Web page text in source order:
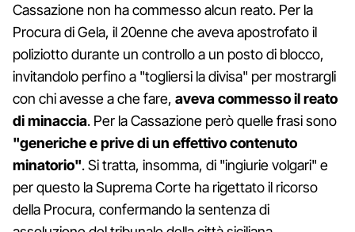
Cassazione non ha commesso alcun reato. Per la
Procura di Gela, il 20enne che aveva apostrofato il
poliziotto durante un controllo a un posto di blocco,
invitandolo perfino a "togliersi la divisa" per mostrargli
con chi avesse a che fare, aveva commesso il reato
di minaccia. Per la Cassazione però quelle frasi sono
"generiche e prive di un effettivo contenuto
minatorio". Si tratta, insomma, di "ingiurie volgari" e
per questo la Suprema Corte ha rigettato il ricorso
della Procura, confermando la sentenza di